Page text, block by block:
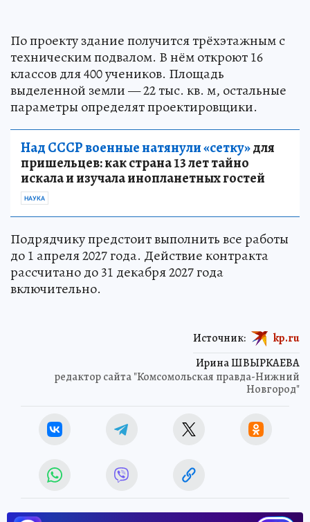
По проекту здание получится трёхэтажным с
техническим подвалом. В нём откроют 16
классов для 400 учеников. Площадь
выделенной земли — 22 тыс. кв. м, остальные
параметры определят проектировщики.
Над СССР военные натянули «сетку»для
пришельцев: как страна 13 лет тайно
искала и изучала инопланетных гостей
НАУКА
Подрядчику предстоит выполнить все работы
до 1 апреля 2027 года. Действие контракта
рассчитано до 31 декабря 2027 года
включительно.
Ирина ШВЫРКАЕВА
редактор сайта "Комсомольская правда-Нижний
Новгород"
Источник: kp.ru